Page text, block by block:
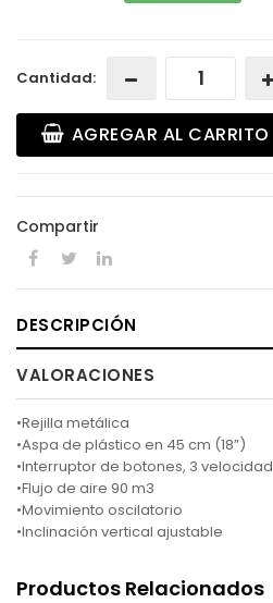
Cantidad:
AGREGAR AL CARRITO
Compartir
DESCRIPCIÓN
VALORACIONES
•Rejilla metálica
•Aspa de plástico en 45 cm (18”)
•Interruptor de botones, 3 velocidad
•Flujo de aire 90 m3
•Movimiento oscilatorio
•Inclinación vertical ajustable
Productos Relacionados